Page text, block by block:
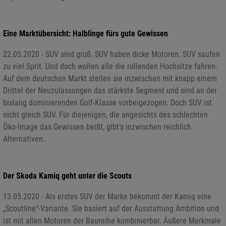
Eine Marktübersicht: Halblinge fürs gute Gewissen
22.05.2020 - SUV sind groß. SUV haben dicke Motoren. SUV saufen
zu viel Sprit. Und doch wollen alle die rollenden Hochsitze fahren.
Auf dem deutschen Markt stellen sie inzwischen mit knapp einem
Drittel der Neuzulassungen das stärkste Segment und sind an der
bislang dominierenden Golf-Klasse vorbeigezogen. Doch SUV ist
nicht gleich SUV. Für diejenigen, die angesichts des schlechten
Öko-Image das Gewissen beißt, gibt‘s inzwischen reichlich
Alternativen.
Der Skoda Kamiq geht unter die Scouts
13.05.2020 - Als erstes SUV der Marke bekommt der Kamiq eine
„Scoutline“-Variante. Sie basiert auf der Ausstattung Ambition und
ist mit allen Motoren der Baureihe kombinierbar. Äußere Merkmale